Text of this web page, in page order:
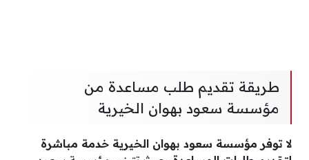
طريقة تقديم طلب مساعدة من
مؤسسة سعود بهوان الخيرية
لا توفر مؤسسة سعود بهوان الخيرية خدمة مباشرة